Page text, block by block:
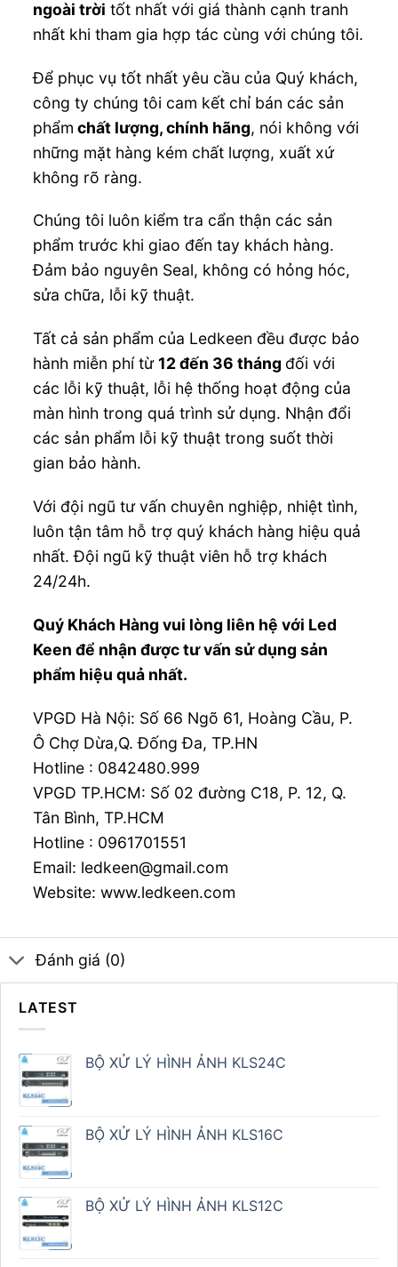
ngoài trời tốt nhất với giá thành cạnh tranh
nhất khi tham gia hợp tác cùng với chúng tôi.
Để phục vụ tốt nhất yêu cầu của Quý khách,
công ty chúng tôi cam kết chỉ bán các sản
phẩm chất lượng, chính hãng, nói không với
những mặt hàng kém chất lượng, xuất xứ
không rõ ràng.
Chúng tôi luôn kiểm tra cẩn thận các sản
phẩm trước khi giao đến tay khách hàng.
Đảm bảo nguyên Seal, không có hỏng hóc,
sửa chữa, lỗi kỹ thuật.
Tất cả sản phẩm của Ledkeen đều được bảo
hành miễn phí từ12 đến 36 tháng đối với
các lỗi kỹ thuật, lỗi hệ thống hoạt động của
màn hình trong quá trình sử dụng. Nhận đổi
các sản phẩm lỗi kỹ thuật trong suốt thời
gian bảo hành.
Với đội ngũ tư vấn chuyên nghiệp, nhiệt tình,
luôn tận tâm hỗ trợ quý khách hàng hiệu quả
nhất. Đội ngũ kỹ thuật viên hỗ trợ khách
24/24h.
Quý Khách Hàng vui lòng liên hệ với Led
Keen để nhận được tư vấn sử dụng sản
phẩm hiệu quả nhất.
VPGD Hà Nội: Số 66 Ngõ 61, Hoàng Cầu, P.
Ô Chợ Dừa,Q. Đống Đa, TP.HN
Hotline : 0842480.999
VPGD TP.HCM: Số 02 đường C18, P. 12, Q.
Tân Bình, TP.HCM
Hotline : 0961701551
Email: ledkeen@gmail.com
Website: www.ledkeen.com
Đánh giá (0)
LATEST
BỘ XỬ LÝ HÌNH ẢNH KLS24C
BỘ XỬ LÝ HÌNH ẢNH KLS16C
BỘ XỬ LÝ HÌNH ẢNH KLS12C